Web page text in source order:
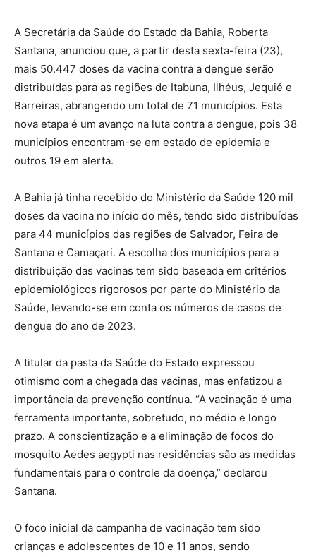
A Secretária da Saúde do Estado da Bahia, Roberta
Santana, anunciou que, a partir desta sexta-feira (23),
mais 50.447 doses da vacina contra a dengue serão
distribuídas para as regiões de Itabuna, Ilhéus, Jequié e
Barreiras, abrangendo um total de 71 municípios. Esta
nova etapa é um avanço na luta contra a dengue, pois 38
municípios encontram-se em estado de epidemia e
outros 19 em alerta.
A Bahia já tinha recebido do Ministério da Saúde 120 mil
doses da vacina no início do mês, tendo sido distribuídas
para 44 municípios das regiões de Salvador, Feira de
Santana e Camaçari. A escolha dos municípios para a
distribuição das vacinas tem sido baseada em critérios
epidemiológicos rigorosos por parte do Ministério da
Saúde, levando-se em conta os números de casos de
dengue do ano de 2023.
A titular da pasta da Saúde do Estado expressou
otimismo com a chegada das vacinas, mas enfatizou a
importância da prevenção contínua. “A vacinação é uma
ferramenta importante, sobretudo, no médio e longo
prazo. A conscientização e a eliminação de focos do
mosquito Aedes aegypti nas residências são as medidas
fundamentais para o controle da doença,” declarou
Santana.
O foco inicial da campanha de vacinação tem sido
crianças e adolescentes de 10 e 11 anos, sendo